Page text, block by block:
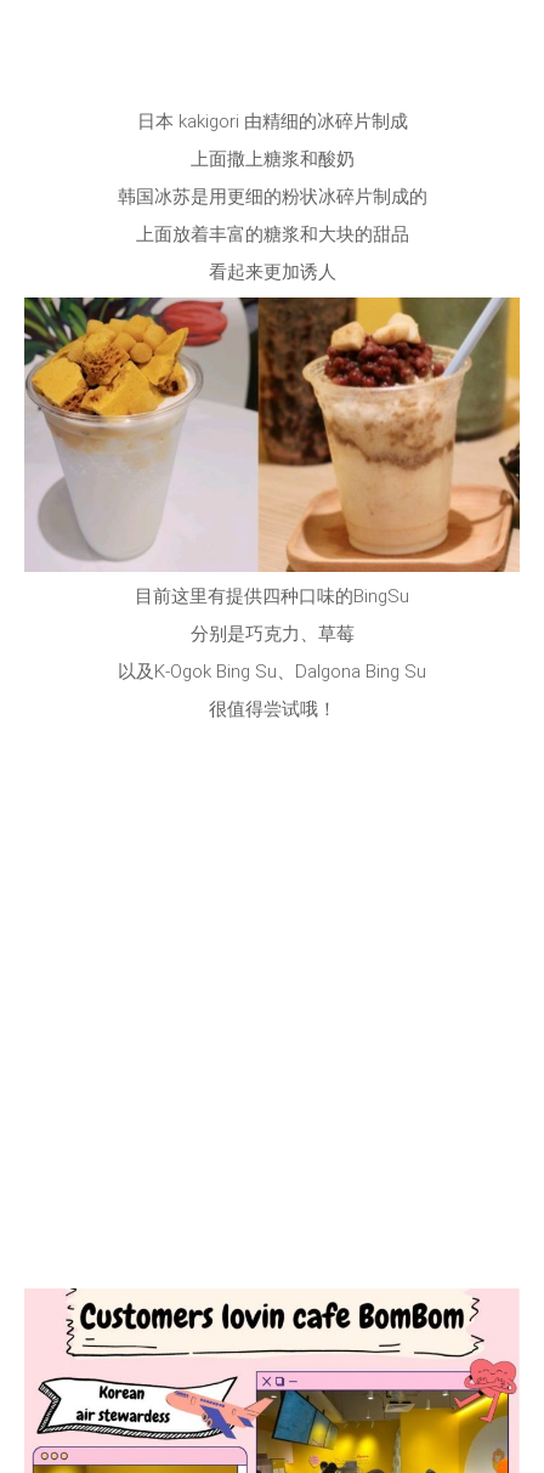
日本 kakigori 由精细的冰碎片制成
上面撒上糖浆和酸奶
韩国冰苏是用更细的粉状冰碎片制成的
上面放着丰富的糖浆和大块的甜品
看起来更加诱人
目前这里有提供四种口味的BingSu
分别是巧克力、草莓
以及K-Ogok Bing Su、Dalgona Bing Su
很值得尝试哦！